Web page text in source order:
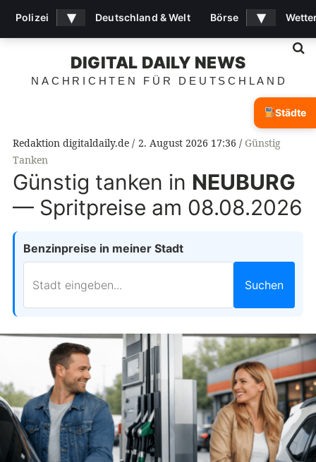
DIGITAL DAILY NEWS
NACHRICHTEN FÜR DEUTSCHLAND
Redaktion digitaldaily.de 2. August 2026 17:36
Günstig
Tanken
Günstig tanken in NEUBURG
— Spritpreise am 08.08.2026
Benzinpreise in meiner Stadt
Suchen
Polizei ▾ Deutschland & Welt Börse ▾
Städte